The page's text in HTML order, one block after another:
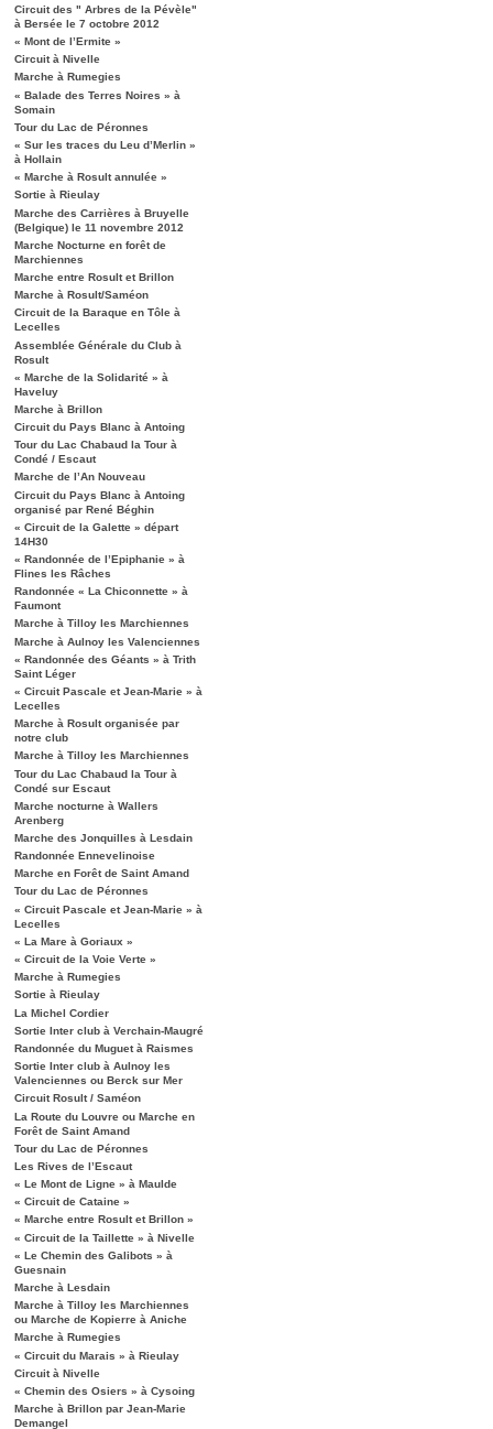
Circuit des " Arbres de la Pévèle"
à Bersée le 7 octobre 2012
« Mont de l’Ermite »
Circuit à Nivelle
Marche à Rumegies
« Balade des Terres Noires » à
Somain
Tour du Lac de Péronnes
« Sur les traces du Leu d’Merlin »
à Hollain
« Marche à Rosult annulée »
Sortie à Rieulay
Marche des Carrières à Bruyelle
(Belgique) le 11 novembre 2012
Marche Nocturne en forêt de
Marchiennes
Marche entre Rosult et Brillon
Marche à Rosult/Saméon
Circuit de la Baraque en Tôle à
Lecelles
Assemblée Générale du Club à
Rosult
« Marche de la Solidarité » à
Haveluy
Marche à Brillon
Circuit du Pays Blanc à Antoing
Tour du Lac Chabaud la Tour à
Condé / Escaut
Marche de l’An Nouveau
Circuit du Pays Blanc à Antoing
organisé par René Béghin
« Circuit de la Galette » départ
14H30
« Randonnée de l’Epiphanie » à
Flines les Râches
Randonnée « La Chiconnette » à
Faumont
Marche à Tilloy les Marchiennes
Marche à Aulnoy les Valenciennes
« Randonnée des Géants » à Trith
Saint Léger
« Circuit Pascale et Jean-Marie » à
Lecelles
Marche à Rosult organisée par
notre club
Marche à Tilloy les Marchiennes
Tour du Lac Chabaud la Tour à
Condé sur Escaut
Marche nocturne à Wallers
Arenberg
Marche des Jonquilles à Lesdain
Randonnée Ennevelinoise
Marche en Forêt de Saint Amand
Tour du Lac de Péronnes
« Circuit Pascale et Jean-Marie » à
Lecelles
« La Mare à Goriaux »
« Circuit de la Voie Verte »
Marche à Rumegies
Sortie à Rieulay
La Michel Cordier
Sortie Inter club à Verchain-Maugré
Randonnée du Muguet à Raismes
Sortie Inter club à Aulnoy les
Valenciennes ou Berck sur Mer
Circuit Rosult / Saméon
La Route du Louvre ou Marche en
Forêt de Saint Amand
Tour du Lac de Péronnes
Les Rives de l’Escaut
« Le Mont de Ligne » à Maulde
« Circuit de Cataine »
« Marche entre Rosult et Brillon »
« Circuit de la Taillette » à Nivelle
« Le Chemin des Galibots » à
Guesnain
Marche à Lesdain
Marche à Tilloy les Marchiennes
ou Marche de Kopierre à Aniche
Marche à Rumegies
« Circuit du Marais » à Rieulay
Circuit à Nivelle
« Chemin des Osiers » à Cysoing
Marche à Brillon par Jean-Marie
Demangel